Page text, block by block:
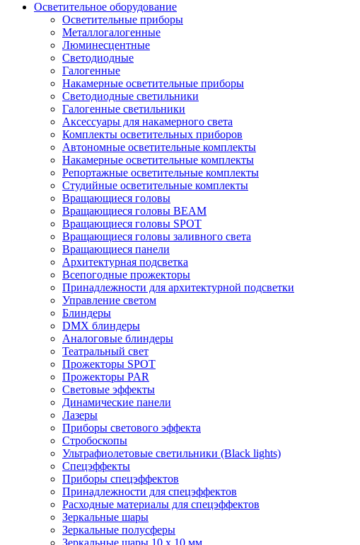
Осветительное оборудование
Осветительные приборы
Металлогалогенные
Люминесцентные
Светодиодные
Галогенные
Накамерные осветительные приборы
Светодиодные светильники
Галогенные светильники
Аксессуары для накамерного света
Комплекты осветительных приборов
Автономные осветительные комплекты
Накамерные осветительные комплекты
Репортажные осветительные комплекты
Студийные осветительные комплекты
Вращающиеся головы
Вращающиеся головы BEAM
Вращающиеся головы SPOT
Вращающиеся головы заливного света
Вращающиеся панели
Архитектурная подсветка
Всепогодные прожекторы
Принадлежности для архитектурной подсветки
Управление светом
Блиндеры
DMX блиндеры
Аналоговые блиндеры
Театральный свет
Прожекторы SPOT
Прожекторы PAR
Световые эффекты
Динамические панели
Лазеры
Приборы светового эффекта
Стробоскопы
Ультрафиолетовые светильники (Black lights)
Спецэффекты
Приборы спецэффектов
Принадлежности для спецэффектов
Расходные материалы для спецэффектов
Зеркальные шары
Зеркальные полусферы